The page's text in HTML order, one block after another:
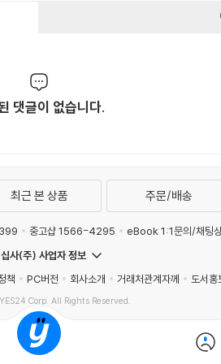
댓글이 없습니다.
최근 본 상품 주문/배송
중고샵 1566-4295
eBook 1:1문의/채팅
사(주) 사업자 정보
책 PC버전 회사소개 거래처관계자께 도서홍
Corp. All Rights Reserved.